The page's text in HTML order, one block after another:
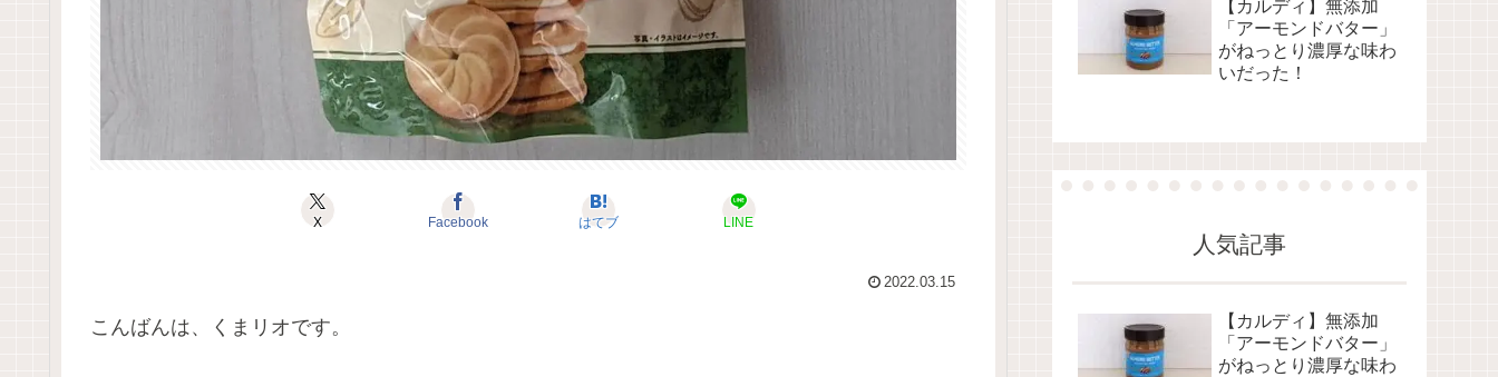
X Facebook はてブ LINE
2022.03.15
こんばんは、くまリオです。
【カルディ】無添加
「アーモンドバター」
がねっとり濃厚な味わ
いだった！
人気記事
【カルディ】無添加
「アーモンドバター」
がねっとり濃厚な味わ